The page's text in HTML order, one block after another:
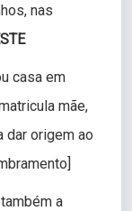
nas
casa em
mãe,
dar origem ao
a